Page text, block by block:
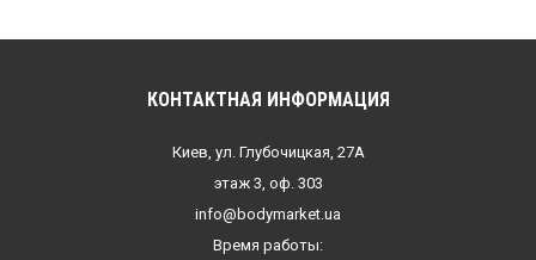
КОНТАКТНАЯ ИНФОРМАЦИЯ
Киев, ул. Глубочицкая, 27А
этаж 3, оф. 303
info@bodymarket.ua
Время работы: